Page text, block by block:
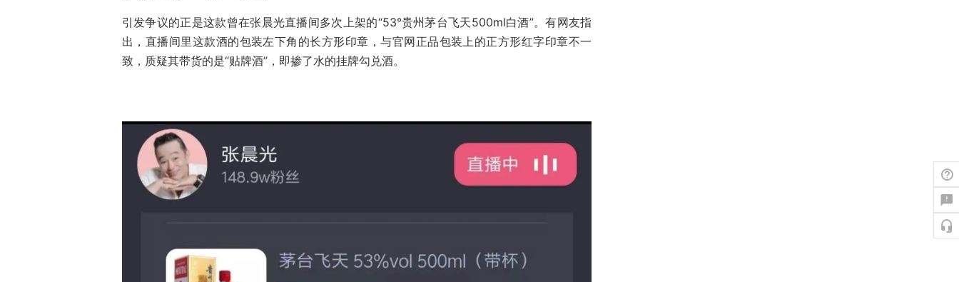
引发争议的正是这款曾在张晨光直播间多次上架的“53°贵州茅台飞天500ml白酒”。有网友指
出，直播间里这款酒的包装左下角的长方形印章，与官网正品包装上的正方形红字印章不一
致，质疑其带货的是“贴牌酒”，即掺了水的挂牌勾兑酒。